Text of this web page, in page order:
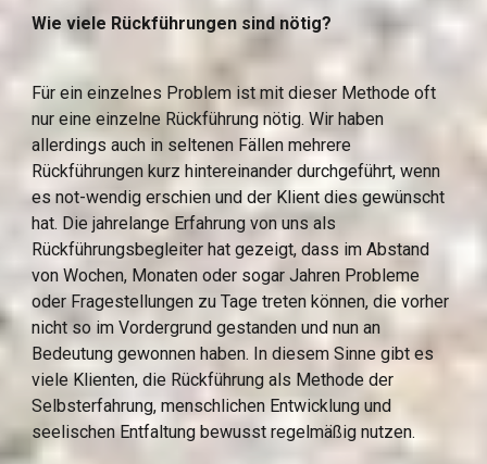
Wie viele Rückführungen sind nötig?
Für ein einzelnes Problem ist mit dieser Methode oft
nur eine einzelne Rückführung nötig. Wir haben
allerdings auch in seltenen Fällen mehrere
Rückführungen kurz hintereinander durchgeführt, wenn
es not-wendig erschien und der Klient dies gewünscht
hat. Die jahrelange Erfahrung von uns als
Rückführungsbegleiter hat gezeigt, dass im Abstand
von Wochen, Monaten oder sogar Jahren Probleme
oder Fragestellungen zu Tage treten können, die vorher
nicht so im Vordergrund gestanden und nun an
Bedeutung gewonnen haben. In diesem Sinne gibt es
viele Klienten, die Rückführung als Methode der
Selbsterfahrung, menschlichen Entwicklung und
seelischen Entfaltung bewusst regelmäßig nutzen.